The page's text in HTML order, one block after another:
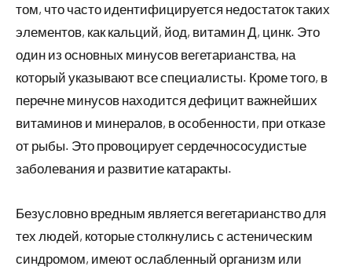
том, что часто идентифицируется недостаток таких
элементов, как кальций, йод, витамин Д, цинк. Это
один из основных минусов вегетарианства, на
который указывают все специалисты. Кроме того, в
перечне минусов находится дефицит важнейших
витаминов и минералов, в особенности, при отказе
от рыбы. Это провоцирует сердечнососудистые
заболевания и развитие катаракты.
Безусловно вредным является вегетарианство для
тех людей, которые столкнулись с астеническим
синдромом, имеют ослабленный организм или